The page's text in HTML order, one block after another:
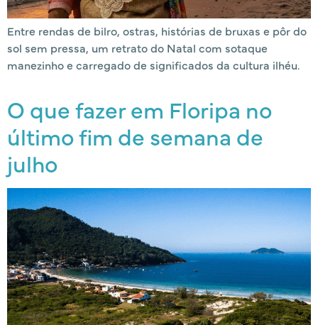
Entre rendas de bilro, ostras, histórias de bruxas e pôr do
sol sem pressa, um retrato do Natal com sotaque
manezinho e carregado de significados da cultura ilhéu.
O que fazer em Floripa no
último fim de semana de
julho